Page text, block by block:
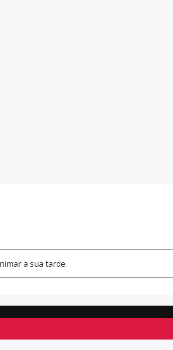
a sua tarde.